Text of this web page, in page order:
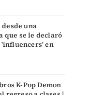
una
que se le declaró
en
K-Pop Demon